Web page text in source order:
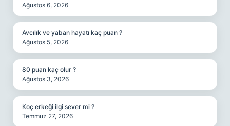
Ağustos 6, 2026
Avcılık ve yaban hayatı kaç puan ?
Ağustos 5, 2026
80 puan kaç olur ?
Ağustos 3, 2026
Koç erkeği ilgi sever mi ?
Temmuz 27, 2026